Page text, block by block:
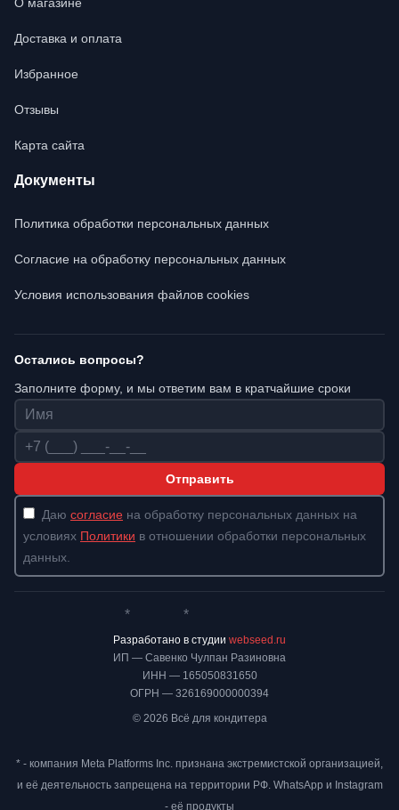
Доставка и оплата
Избранное
Отзывы
Карта сайта
Документы
Политика обработки персональных данных
Согласие на обработку персональных данных
Условия использования файлов cookies
Остались вопросы?
Заполните форму, и мы ответим вам в кратчайшие сроки
Имя
Телефон
Отправить
Даю согласие на обработку персональных данных на
условиях Политики в отношении обработки персональных
данных.
ИП — Савенко Чулпан Разиновна
ИНН — 165050831650
ОГРН — 326169000000394
© 2026 Всё для кондитера
* *
Разработано в студии webseed.ru
* - компания Meta Platforms Inc. признана экстремистской организацией,
и её деятельность запрещена на территории РФ. WhatsApp и Instagram
- её продукты